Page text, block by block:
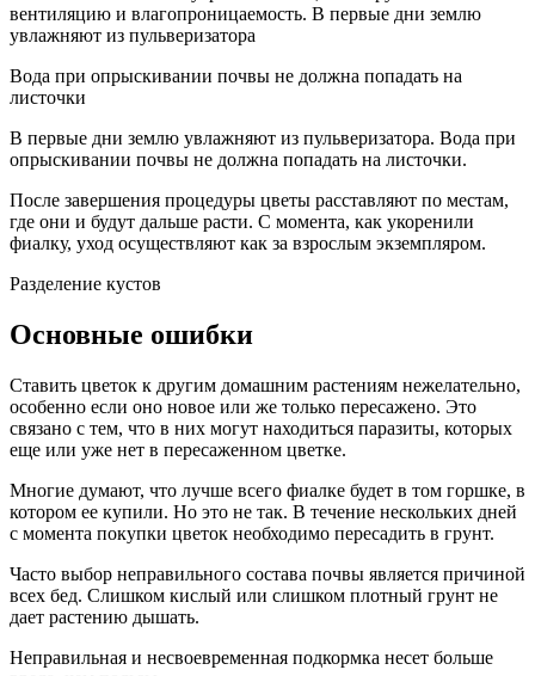
вентиляцию и влагопроницаемость. В первые дни землю
увлажняют из пульверизатора
Вода при опрыскивании почвы не должна попадать на
листочки
В первые дни землю увлажняют из пульверизатора. Вода при
опрыскивании почвы не должна попадать на листочки.
После завершения процедуры цветы расставляют по местам,
где они и будут дальше расти. С момента, как укоренили
фиалку, уход осуществляют как за взрослым экземпляром.
Разделение кустов
Основные ошибки
Ставить цветок к другим домашним растениям нежелательно,
особенно если оно новое или же только пересажено. Это
связано с тем, что в них могут находиться паразиты, которых
еще или уже нет в пересаженном цветке.
Многие думают, что лучше всего фиалке будет в том горшке, в
котором ее купили. Но это не так. В течение нескольких дней
с момента покупки цветок необходимо пересадить в грунт.
Часто выбор неправильного состава почвы является причиной
всех бед. Слишком кислый или слишком плотный грунт не
дает растению дышать.
Неправильная и несвоевременная подкормка несет больше